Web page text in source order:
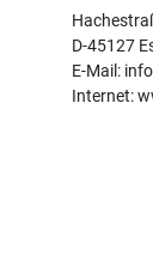
D-45127
E-Mail:
Internet: